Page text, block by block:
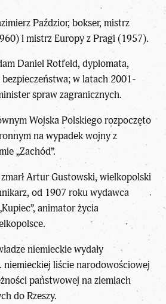
Paździor, bokser, mistrz
i mistrz Europy z Pragi (1957).
Daniel Rotfeld, dyplomata,
w latach 2001-
spraw zagranicznych.
Wojska Polskiego rozpoczęto
na wypadek wojny z
„Zachód”.
Artur Gustowski, wielkopolski
od 1907 roku wydawca
animator życia
niemieckie wydały
niemieckiej liście narodowościowej
państwowej na ziemiach
do Rzeszy.